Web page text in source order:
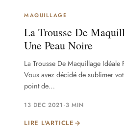
MAQUILLAGE
La Trousse De
Une Peau Noire
La Trousse De Maquillage
Vous avez décidé de sublimer
point de…
13 DEC 2021·3 MIN
LIRE L'ARTICLE